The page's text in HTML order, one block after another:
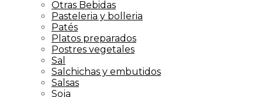
Otras Bebidas
Pasteleria y bolleria
Patés
Platos preparados
Postres vegetales
Sal
Salchichas y embutidos
Salsas
Soja